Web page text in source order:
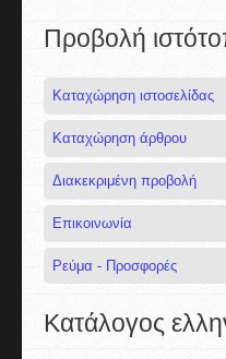
Προβολή
Καταχώρηση ιστοσελίδας
Καταχώρηση άρθρου
Διακεκριμένη προβολή
Επικοινωνία
Ρεύμα - Προσφορές
Κατάλογος